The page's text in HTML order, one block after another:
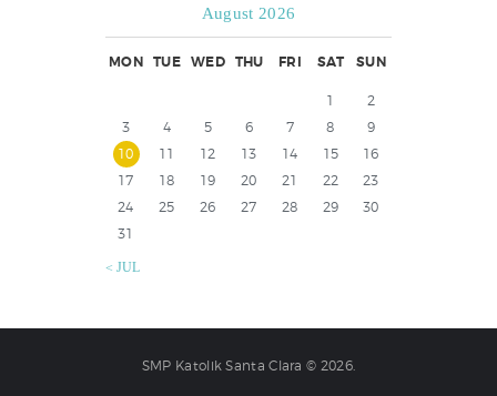
August 2026
MON TUE WED THU FRI SAT SUN
1
2
3
4 5 6 7 8
9
10
11 12 13 14 15
16
17
18 19 20 21 22
23
24
25 26 27 28 29
30
31
« JUL
SMP Katolik Santa Clara © 2026.